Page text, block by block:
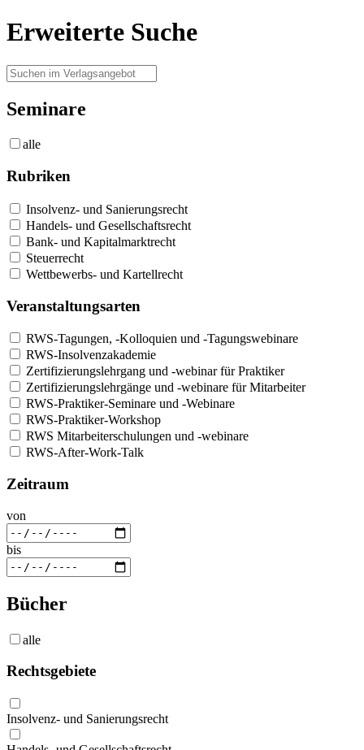
Erweiterte Suche
Seminare
alle
Rubriken
Insolvenz- und Sanierungsrecht
Handels- und Gesellschaftsrecht
Bank- und Kapitalmarktrecht
Steuerrecht
Wettbewerbs- und Kartellrecht
Veranstaltungsarten
RWS-Tagungen, -Kolloquien und -Tagungswebinare
RWS-Insolvenzakademie
Zertifizierungslehrgang und -webinar für Praktiker
Zertifizierungslehrgänge und -webinare für Mitarbeiter
RWS-Praktiker-Seminare und -Webinare
RWS-Praktiker-Workshop
RWS Mitarbeiterschulungen und -webinare
RWS-After-Work-Talk
Zeitraum
von
bis
Bücher
alle
Rechtsgebiete
Insolvenz- und Sanierungsrecht